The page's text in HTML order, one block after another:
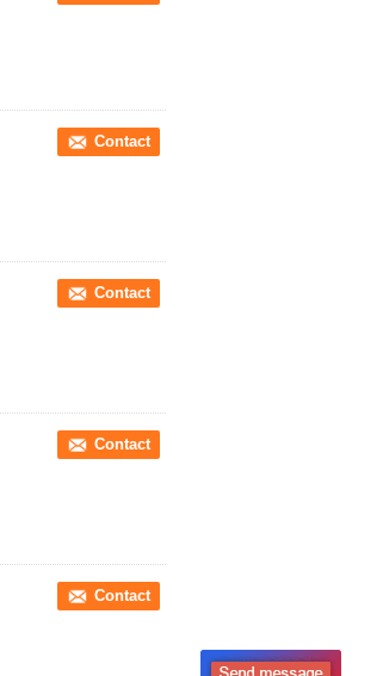
Contact
Contact
Contact
Contact